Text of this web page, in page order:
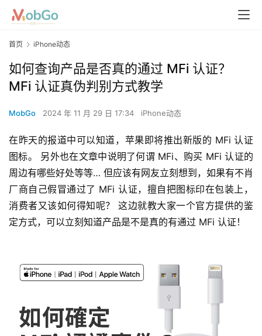
首页 iPhone动态
如何查询产品是否真的通过 MFi 认证？
MFi 认证真伪判别方式教学
MobGo 2024 年 11 月 29 日 17:34 iPhone动态
在昨天的报道中可以知道，苹果即将推出新版的 MFi 认证
图标。 另外也在文章中说明了何谓 MFi、购买 MFi 认证的
周边有哪些好处等等… 但应该有网友立刻想到，如果有不肖
厂商自己假冒通过了 MFi 认证，擅自把图标印在包装上，
消费者又该如何得知呢？ 这边就教大家一个官方提供的鉴
定方式，可以立刻知道产品是不是真的有通过 MFi 认证！